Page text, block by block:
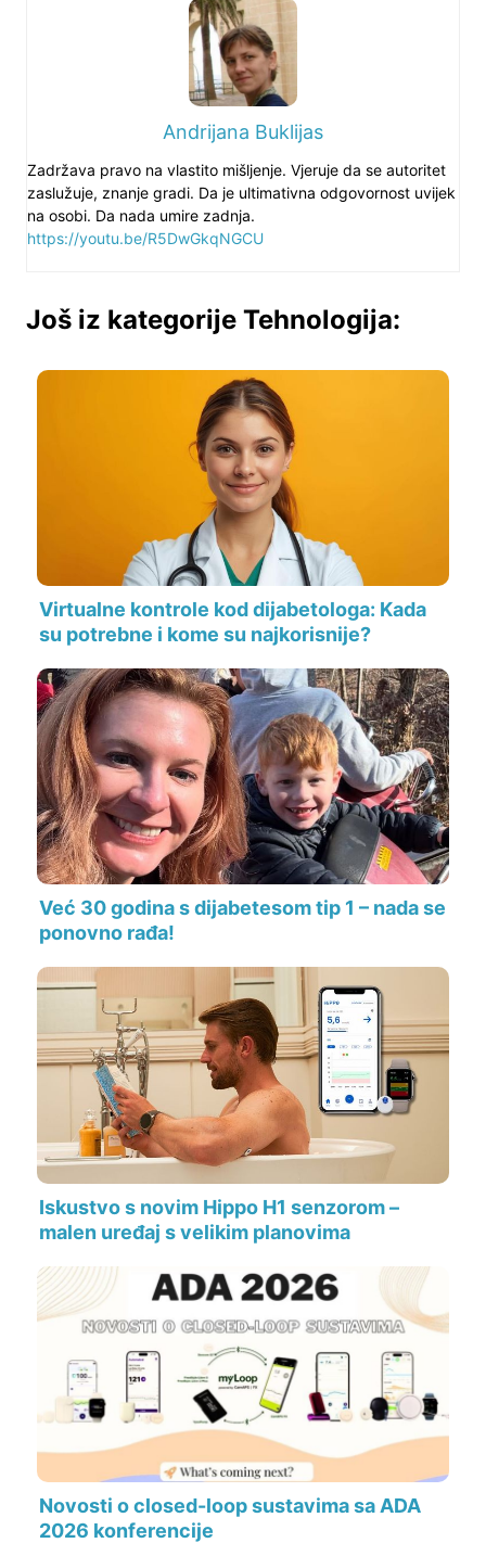
Andrijana Buklijas
Zadržava pravo na vlastito mišljenje. Vjeruje da se autoritet
zaslužuje, znanje gradi. Da je ultimativna odgovornost uvijek
na osobi. Da nada umire zadnja.
https://youtu.be/R5DwGkqNGCU
Još iz kategorije Tehnologija:
Virtualne kontrole kod dijabetologa: Kada
su potrebne i kome su najkorisnije?
Već 30 godina s dijabetesom tip 1 – nada se
ponovno rađa!
Iskustvo s novim Hippo H1 senzorom –
malen uređaj s velikim planovima
Novosti o closed-loop sustavima sa ADA
2026 konferencije